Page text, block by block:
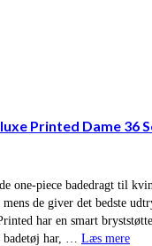
Printed Dame 36
one-piece badedragt til
mens de giver det bedste
har en smart
badetøj har, … Læs mere